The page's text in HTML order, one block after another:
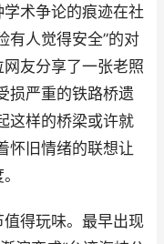
术争论的痕迹在社
有人觉得安全”的对
友分享了一张老照
损严重的铁路桥遗
这样的桥梁或许就
怀旧情绪的联想让
得玩味。最早出现